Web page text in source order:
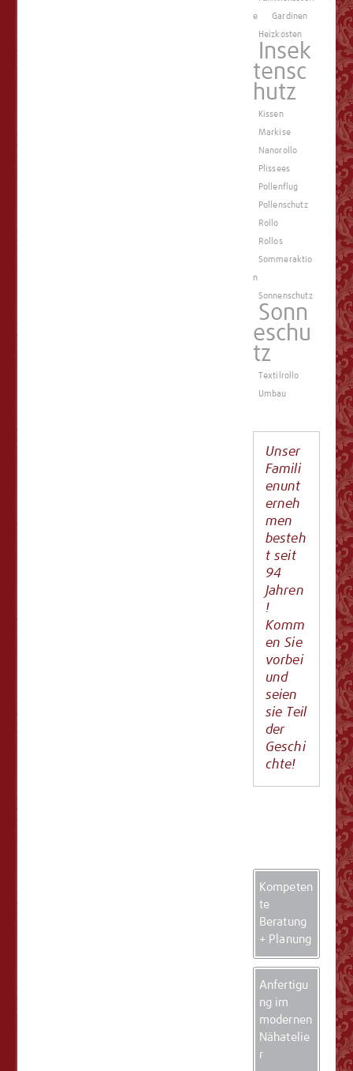
e Gardinen
Heizkosten
Insek
tensc
hutz
Kissen
Markise
Nanorollo
Plissees
Pollenflug
Pollenschutz
Rollo
Rollos
Sommeraktio
n
Sonnenschutz
Sonn
eschu
tz
Textilrollo
Umbau
Unser
Famili
enunt
erneh
men
besteh
t seit
94
Jahren
!
Komm
en Sie
vorbei
und
seien
sie Teil
der
Geschi
chte!
Kompeten
te
Beratung
+ Planung
Anfertigu
ng im
modernen
Nähatelie
r